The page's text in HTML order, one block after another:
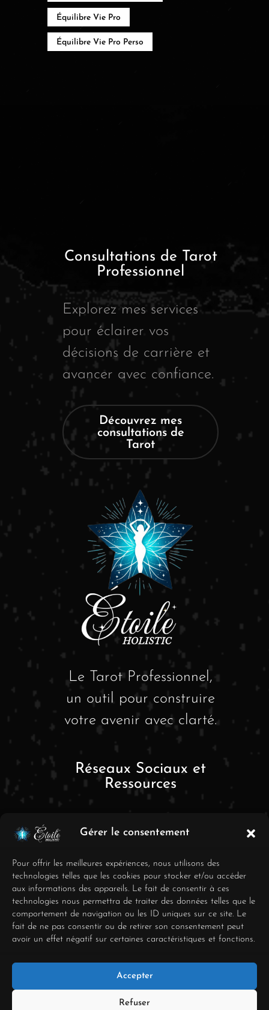
Gérer le consentement
Pour offrir les meilleures expériences, nous utilisons des
technologies telles que les cookies pour stocker et/ou accéder
aux informations des appareils. Le fait de consentir à ces
technologies nous permettra de traiter des données telles que le
comportement de navigation ou les ID uniques sur ce site. Le
fait de ne pas consentir ou de retirer son consentement peut
avoir un effet négatif sur certaines caractéristiques et fonctions.
Accepter
Refuser
Équilibre Vie Pro
Équilibre Vie Pro Perso
Consultations de Tarot
Professionnel
Explorez mes services
pour éclairer vos
décisions de carrière et
avancer avec confiance.
Découvrez mes
consultations de
Tarot
Le Tarot Professionnel,
un outil pour construire
votre avenir avec clarté.
Réseaux Sociaux et
Ressources
FAQ
Mentions Légales
Conditions générales de
vente
Déclaration de
confidentialité